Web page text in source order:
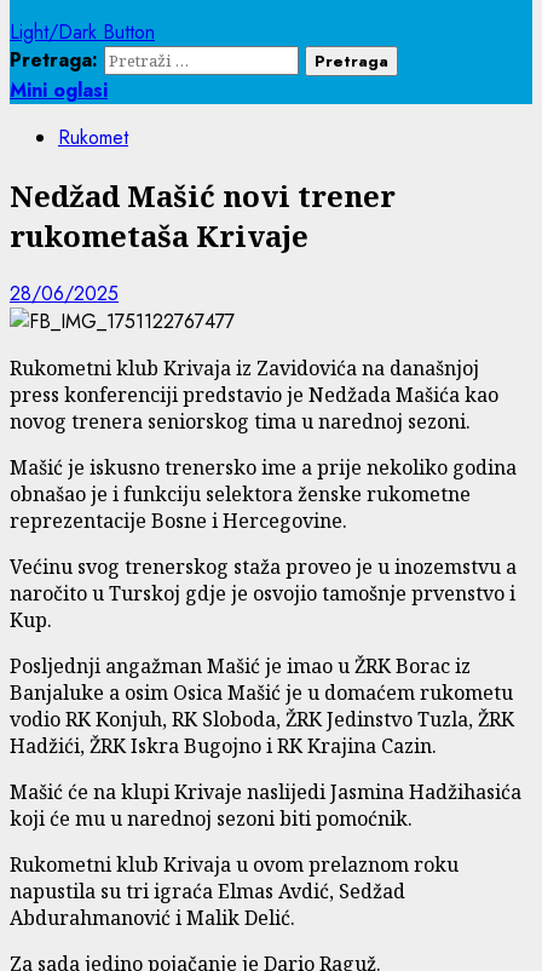
Light/Dark Button
Pretraga:
Mini oglasi
Rukomet
Nedžad Mašić novi trener
rukometaša Krivaje
28/06/2025
Rukometni klub Krivaja iz Zavidovića na današnjoj
press konferenciji predstavio je Nedžada Mašića kao
novog trenera seniorskog tima u narednoj sezoni.
Mašić je iskusno trenersko ime a prije nekoliko godina
obnašao je i funkciju selektora ženske rukometne
reprezentacije Bosne i Hercegovine.
Većinu svog trenerskog staža proveo je u inozemstvu a
naročito u Turskoj gdje je osvojio tamošnje prvenstvo i
Kup.
Posljednji angažman Mašić je imao u ŽRK Borac iz
Banjaluke a osim Osica Mašić je u domaćem rukometu
vodio RK Konjuh, RK Sloboda, ŽRK Jedinstvo Tuzla, ŽRK
Hadžići, ŽRK Iskra Bugojno i RK Krajina Cazin.
Mašić će na klupi Krivaje naslijedi Jasmina Hadžihasića
koji će mu u narednoj sezoni biti pomoćnik.
Rukometni klub Krivaja u ovom prelaznom roku
napustila su tri igraća Elmas Avdić, Sedžad
Abdurahmanović i Malik Delić.
Za sada jedino pojačanje je Dario Raguž.